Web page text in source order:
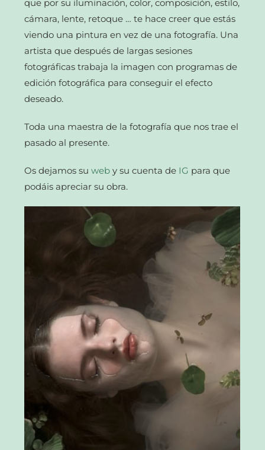
que por su iluminación, color, composición, estilo,
cámara, lente, retoque … te hace creer que estás
viendo una pintura en vez de una fotografía. Una
artista que después de largas sesiones
fotográficas trabaja la imagen con programas de
edición fotográfica para conseguir el efecto
deseado.
Toda una maestra de la fotografía que nos trae el
pasado al presente.
Os dejamos suweb y su cuenta de IG para que
podáis apreciar su obra.